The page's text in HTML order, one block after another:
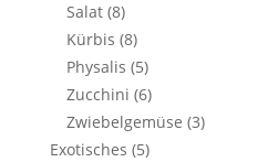
Salat (8)
Kürbis (8)
Physalis (5)
Zucchini (6)
Zwiebelgemüse (3)
Exotisches (5)